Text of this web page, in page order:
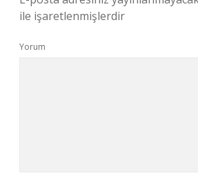
ile işaretlenmişlerdir
Yorum